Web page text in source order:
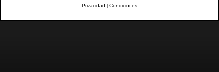
Privacidad | Condiciones